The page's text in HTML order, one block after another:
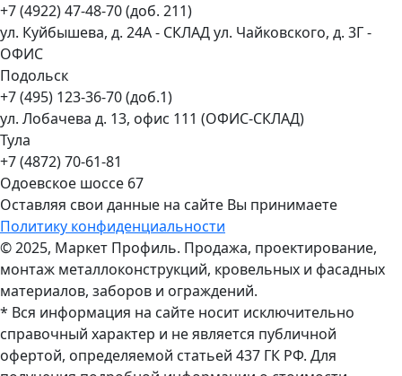
+7 (4922) 47-48-70 (доб. 211)
ул. Куйбышева, д. 24А - СКЛАД ул. Чайковского, д. 3Г -
ОФИС
Подольск
+7 (495) 123-36-70 (доб.1)
ул. Лобачева д. 13, офис 111 (ОФИС-СКЛАД)
Тула
+7 (4872) 70-61-81
Одоевское шоссе 67
Оставляя свои данные на сайте Вы принимаете
Политику конфиденциальности
© 2025, Маркет Профиль. Продажа, проектирование,
монтаж металлоконструкций, кровельных и фасадных
материалов, заборов и ограждений.
* Вся информация на сайте носит исключительно
справочный характер и не является публичной
офертой, определяемой статьей 437 ГК РФ. Для